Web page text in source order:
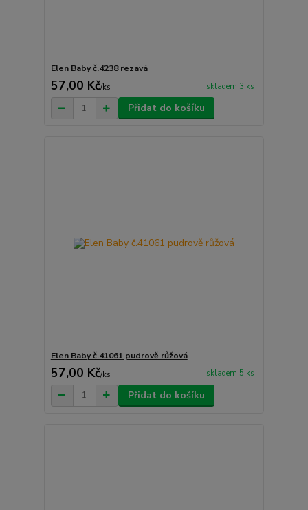
Elen Baby č.4238 rezavá
57,00 Kč/ks skladem 3 ks
Přidat do košíku
Elen Baby č.41061 pudrově růžová
57,00 Kč/ks skladem 5 ks
Přidat do košíku